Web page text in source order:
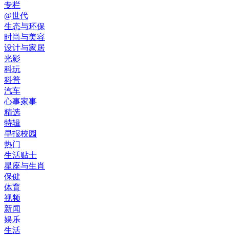
专栏
@世代
生态与环保
时尚与美容
设计与家居
光影
科玩
科普
汽车
心事家事
精选
特辑
早报校园
热门
生活贴士
星座与生肖
保健
体育
视频
新闻
娱乐
生活